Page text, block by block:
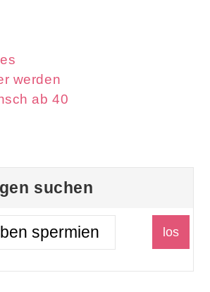
werden
ab 40
suchen